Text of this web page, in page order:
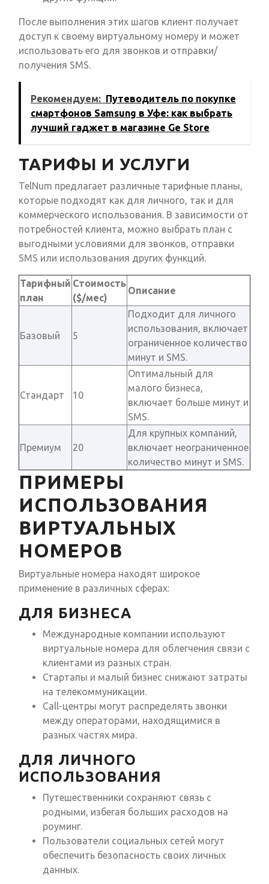
После выполнения этих шагов клиент получает
доступ к своему виртуальному номеру и может
использовать его для звонков и отправки/
получения SMS.
Рекомендуем:
Путеводитель по покупке
смартфонов Samsung в Уфе: как выбрать
лучший гаджет в магазине Ge Store
ТАРИФЫ И УСЛУГИ
TelNum предлагает различные тарифные планы,
которые подходят как для личного, так и для
коммерческого использования. В зависимости от
потребностей клиента, можно выбрать план с
выгодными условиями для звонков, отправки
SMS или использования других функций.
Тарифный
план
Стоимость
($/мес)
Описание
Базовый 5
Подходит для личного
использования, включает
ограниченное количество
минут и SMS.
Стандарт 10
Оптимальный для
малого бизнеса,
включает больше минут и
SMS.
Премиум 20
Для крупных компаний,
включает неограниченное
количество минут и SMS.
ПРИМЕРЫ
ИСПОЛЬЗОВАНИЯ
ВИРТУАЛЬНЫХ
НОМЕРОВ
Виртуальные номера находят широкое
применение в различных сферах:
ДЛЯ БИЗНЕСА
Международные компании используют
виртуальные номера для облегчения связи с
клиентами из разных стран.
Стартапы и малый бизнес снижают затраты
на телекоммуникации.
Call-центры могут распределять звонки
между операторами, находящимися в
разных частях мира.
ДЛЯ ЛИЧНОГО
ИСПОЛЬЗОВАНИЯ
Путешественники сохраняют связь с
родными, избегая больших расходов на
роуминг.
Пользователи социальных сетей могут
обеспечить безопасность своих личных
данных.